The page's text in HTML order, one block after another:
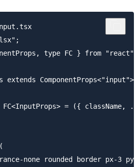
type FC } from "react";
= ({ className,
none rounded border px-3